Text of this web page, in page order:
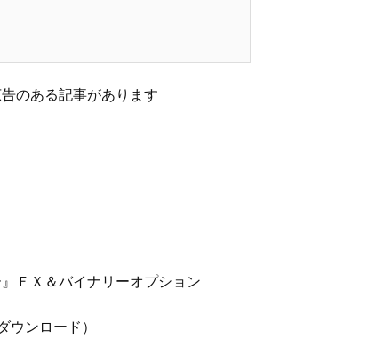
のある記事があります
ＦＸ＆バイナリーオプション
ンロード）